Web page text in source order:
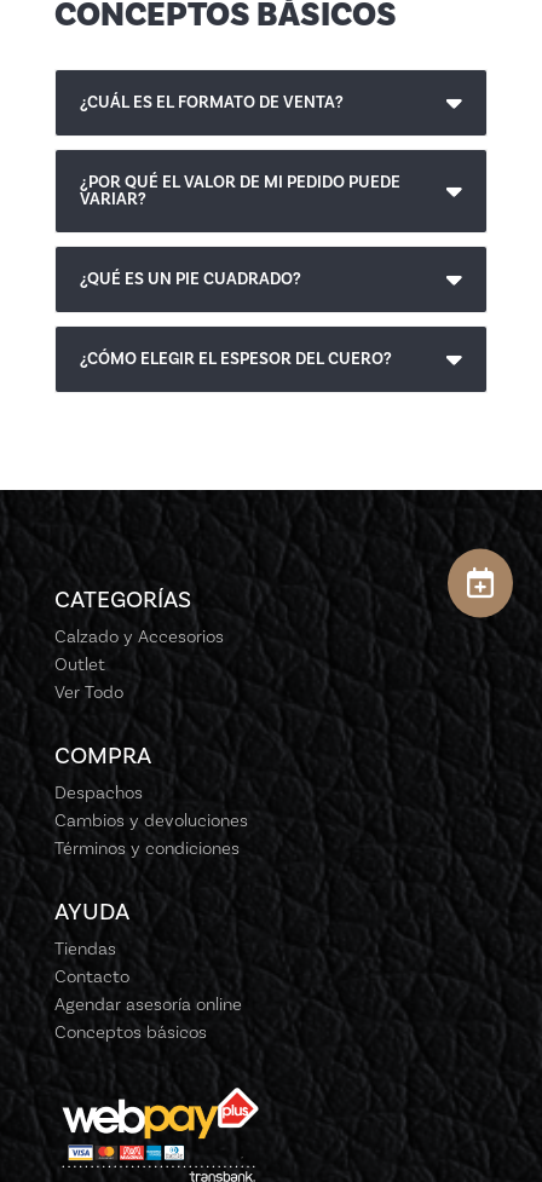
CONCEPTOS BÁSICOS
¿CUÁL ES EL FORMATO DE VENTA?
¿POR QUÉ EL VALOR DE MI PEDIDO PUEDE
VARIAR?
¿QUÉ ES UN PIE CUADRADO?
¿CÓMO ELEGIR EL ESPESOR DEL CUERO?
CATEGORÍAS
Calzado y Accesorios
Outlet
Ver Todo
COMPRA
Despachos
Cambios y devoluciones
Términos y condiciones
AYUDA
Tiendas
Contacto
Agendar asesoría online
Conceptos básicos